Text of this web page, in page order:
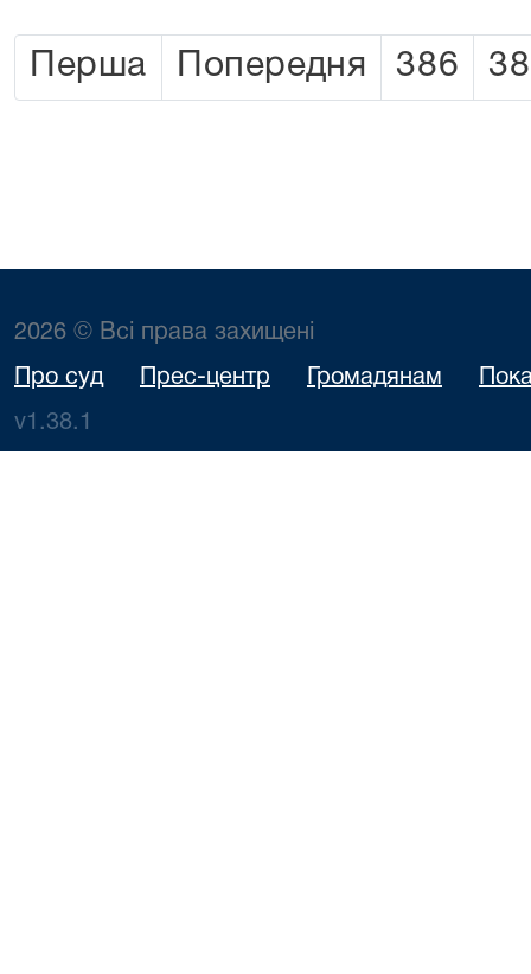
Перша Попередня 386
2026 © Всі права захищені
Про суд Прес-центр Громадянам
v1.38.1